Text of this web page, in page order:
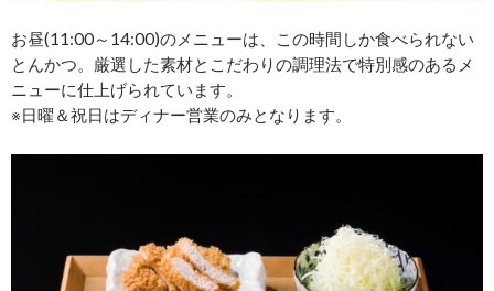
お昼(11:00～14:00)のメニューは、この時間しか食べられない
とんかつ。厳選した素材とこだわりの調理法で特別感のあるメ
ニューに仕上げられています。
※日曜＆祝日はディナー営業のみとなります。